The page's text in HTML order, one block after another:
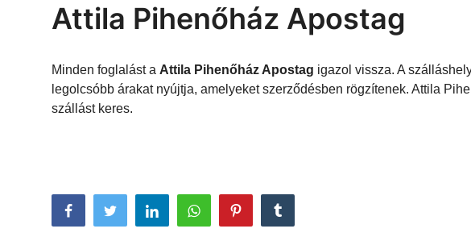
Horvátország
Szállások Hajdúszoboszlón
Attila Pihenőház Apostag
Minden foglalást a Attila Pihenőház Apostag igazol vissza. A
legolcsóbb árakat nyújtja, amelyeket szerződésben rögzítenek. Attila
szállást keres.